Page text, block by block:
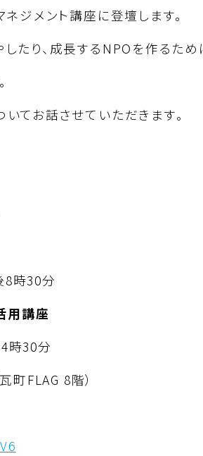
ジメント講座に登壇します。
たり、成長するNPOを作るた
てお話させていただきます。
8時30分
用講座
時30分
町FLAG 8階）